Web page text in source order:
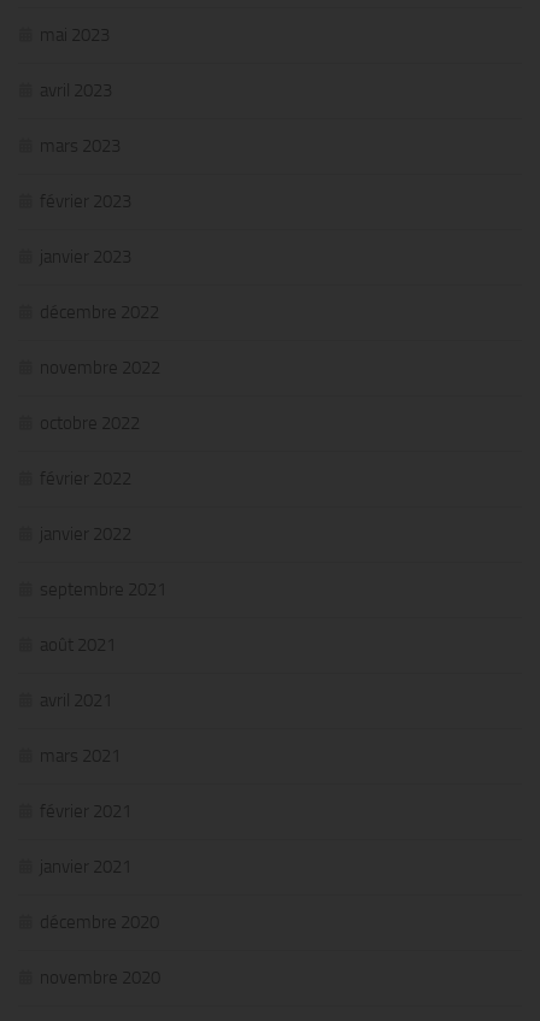
mai 2023
avril 2023
mars 2023
février 2023
janvier 2023
décembre 2022
novembre 2022
octobre 2022
février 2022
janvier 2022
septembre 2021
août 2021
avril 2021
mars 2021
février 2021
janvier 2021
décembre 2020
novembre 2020